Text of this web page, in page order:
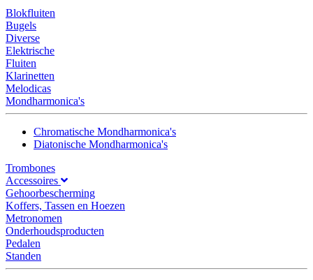
Blokfluiten
Bugels
Diverse
Elektrische
Fluiten
Klarinetten
Melodicas
Mondharmonica's
Chromatische Mondharmonica's
Diatonische Mondharmonica's
Trombones
Accessoires
Gehoorbescherming
Koffers, Tassen en Hoezen
Metronomen
Onderhoudsproducten
Pedalen
Standen